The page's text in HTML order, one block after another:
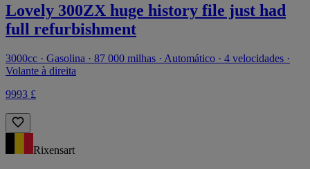
Lovely 300ZX huge history file just had
full refurbishment
3000cc · Gasolina · 87 000 milhas · Automático · 4 velocidades ·
Volante à direita
9993 £
Rixensart